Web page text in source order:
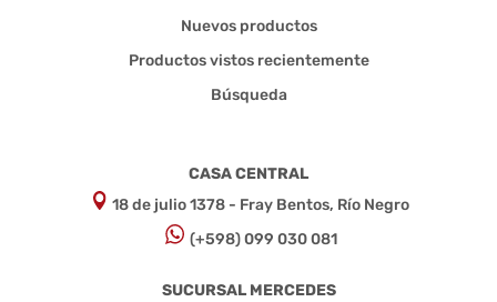
Nuevos productos
Productos vistos recientemente
Búsqueda
CASA CENTRAL
18 de julio 1378 - Fray Bentos, Río Negro
(+598) 099 030 081
SUCURSAL MERCEDES